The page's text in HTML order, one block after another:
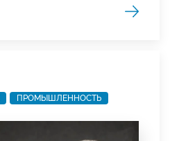
ПРОМЫШЛЕННОСТЬ